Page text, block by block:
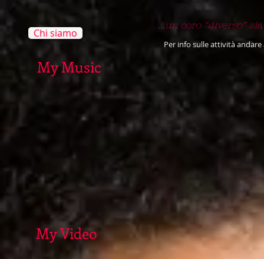
My Music
Per info sulle attività
Chi siamo
...un coro "diverso"
My Video